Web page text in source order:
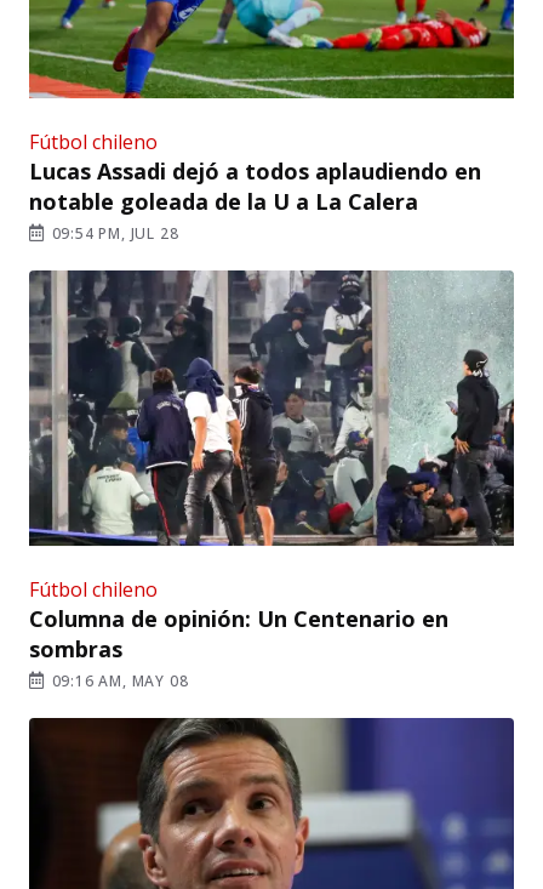
Fútbol chileno
Lucas Assadi dejó a todos aplaudiendo en
notable goleada de la U a La Calera
09:54 PM, JUL 28
Fútbol chileno
Columna de opinión: Un Centenario en
sombras
09:16 AM, MAY 08